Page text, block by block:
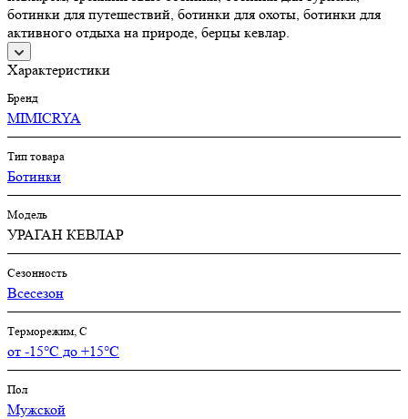
ботинки для путешествий, ботинки для охоты, ботинки для
активного отдыха на природе, берцы кевлар.
Характеристики
Бренд
MIMICRYA
Тип товара
Ботинки
Модель
УРАГАН КЕВЛАР
Сезонность
Всесезон
Терморежим, C
от -15°С до +15°С
Пол
Мужской